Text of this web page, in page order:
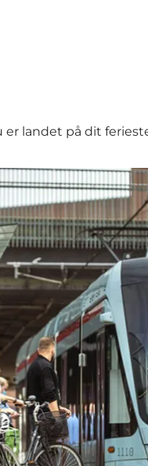
landet på dit